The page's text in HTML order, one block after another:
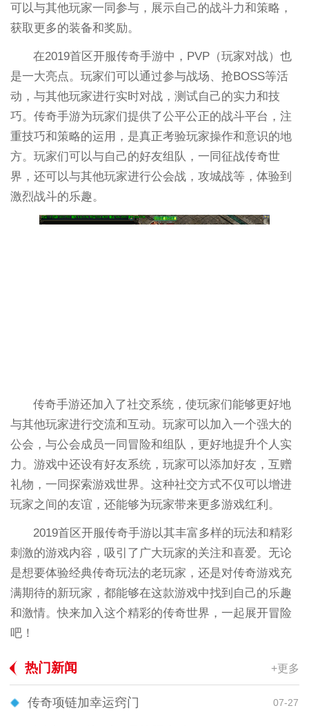
可以与其他玩家一同参与，展示自己的战斗力和策略，
获取更多的装备和奖励。
在2019首区开服传奇手游中，PVP（玩家对战）也
是一大亮点。玩家们可以通过参与战场、抢BOSS等活
动，与其他玩家进行实时对战，测试自己的实力和技
巧。传奇手游为玩家们提供了公平公正的战斗平台，注
重技巧和策略的运用，是真正考验玩家操作和意识的地
方。玩家们可以与自己的好友组队，一同征战传奇世
界，还可以与其他玩家进行公会战，攻城战等，体验到
激烈战斗的乐趣。
传奇手游还加入了社交系统，使玩家们能够更好地
与其他玩家进行交流和互动。玩家可以加入一个强大的
公会，与公会成员一同冒险和组队，更好地提升个人实
力。游戏中还设有好友系统，玩家可以添加好友，互赠
礼物，一同探索游戏世界。这种社交方式不仅可以增进
玩家之间的友谊，还能够为玩家带来更多游戏红利。
2019首区开服传奇手游以其丰富多样的玩法和精彩
刺激的游戏内容，吸引了广大玩家的关注和喜爱。无论
是想要体验经典传奇玩法的老玩家，还是对传奇游戏充
满期待的新玩家，都能够在这款游戏中找到自己的乐趣
和激情。快来加入这个精彩的传奇世界，一起展开冒险
吧！
热门新闻 +更多
传奇项链加幸运窍门 07-27